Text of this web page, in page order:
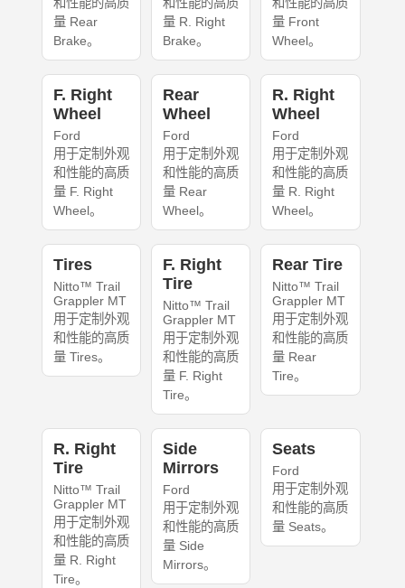
和性能的高质
量 Rear
Brake。
和性能的高质
量 R. Right
Brake。
和性能的高质
量 Front
Wheel。
F. Right
Wheel
Ford
用于定制外观
和性能的高质
量 F. Right
Wheel。
Rear
Wheel
Ford
用于定制外观
和性能的高质
量 Rear
Wheel。
R. Right
Wheel
Ford
用于定制外观
和性能的高质
量 R. Right
Wheel。
Tires
Nitto™ Trail
Grappler MT
用于定制外观
和性能的高质
量 Tires。
F. Right
Tire
Nitto™ Trail
Grappler MT
用于定制外观
和性能的高质
量 F. Right
Tire。
Rear Tire
Nitto™ Trail
Grappler MT
用于定制外观
和性能的高质
量 Rear
Tire。
R. Right
Tire
Nitto™ Trail
Grappler MT
用于定制外观
和性能的高质
量 R. Right
Tire。
Side
Mirrors
Ford
用于定制外观
和性能的高质
量 Side
Mirrors。
Seats
Ford
用于定制外观
和性能的高质
量 Seats。